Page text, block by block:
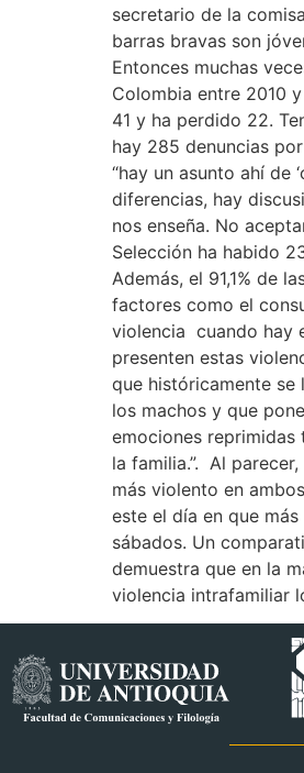
secretario de la
barras bravas son
Entonces muchas
Colombia entre 2010
41 y ha perdido 22.
hay 285 denuncias
“hay un asunto ahí de
diferencias, hay
nos enseña. No
Selección ha habido
Además, el 91,1% de
factores como el
violencia cuando hay
presenten estas
que históricamente se
los machos y que
emociones reprimidas
la familia.”. Al
más violento en
este el día en que
sábados. Un
demuestra que en la
violencia intrafamiliar